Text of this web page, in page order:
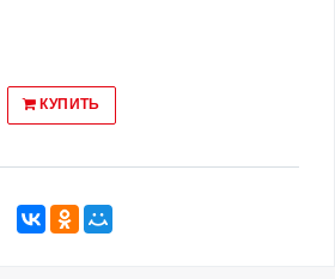
КУПИТЬ